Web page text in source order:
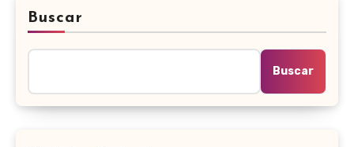
Buscar
Buscar